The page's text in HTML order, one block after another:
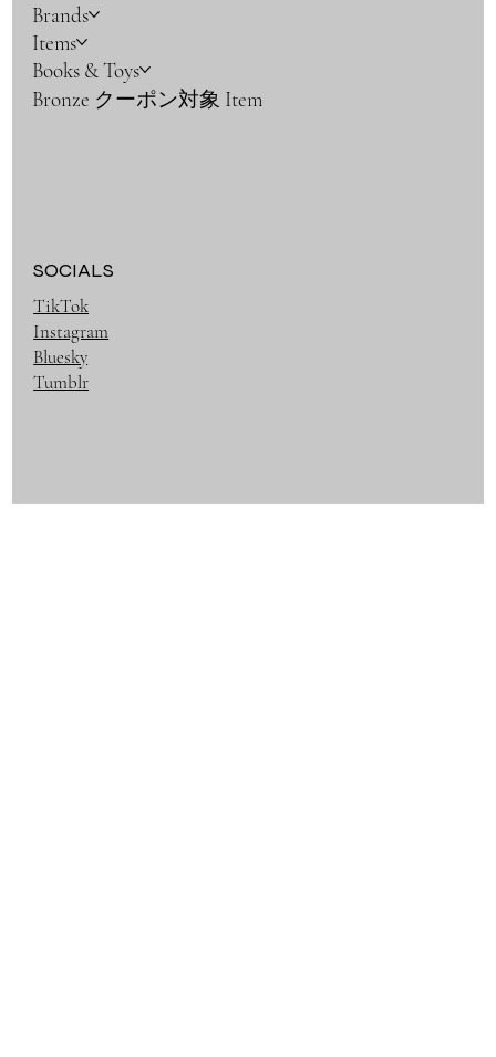
Brands
Items
Books & Toys
Bronze クーポン対象 Item
SOCIALS
TikTok
Instagram
Bluesky
Tumblr